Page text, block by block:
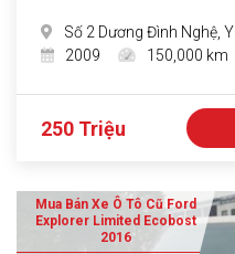
Số 2 Dương Đình Nghệ,
2009
150,000 km
250 Triệu
Mua Bán Xe Ô Tô Cũ Ford
Explorer Limited Ecobost
2016